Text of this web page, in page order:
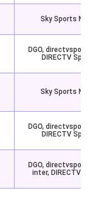
Sky Sports Norte
DGO,
DIRECTV Sports
Sky Sports Norte
DGO,
DIRECTV Sports
DGO,
inter, DIRECTV